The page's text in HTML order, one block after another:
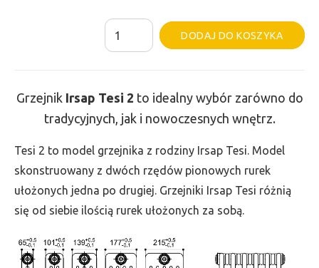
ilość
Grzejnik
-
wys.
865,
szer.
270,
362
DODAJ DO KOSZYKA
Grzejnik Irsap Tesi 2 to idealny wybór zarówno do
tradycyjnych, jak i nowoczesnych wnętrz.
Tesi 2 to model grzejnika z rodziny Irsap Tesi. Model
skonstruowany z dwóch rzędów pionowych rurek
ułożonych jedna po drugiej. Grzejniki Irsap Tesi różnią
się od siebie ilością rurek ułożonych za sobą.